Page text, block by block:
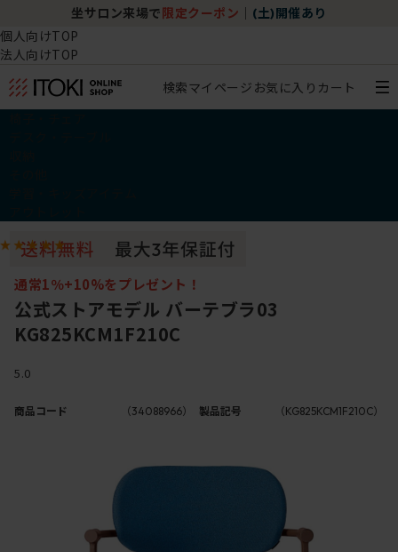
坐サロン来場で 限定クーポン (土)開催あり
個人向けTOP
法人向けTOP
検索マイページ お気に入り カート
通常1％+10%をプレゼント！
公式ストアモデル バーテブラ03
KG825KCM1F210C
5.0
商品コード （34088966） 製品記号 （KG825KCM1F210C）